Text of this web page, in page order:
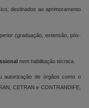
destinados ao aprimoramento
(graduação, extensão, pós-
nem habilitação técnica.
autorização de órgãos como o
CETRAN e CONTRANDIFE,